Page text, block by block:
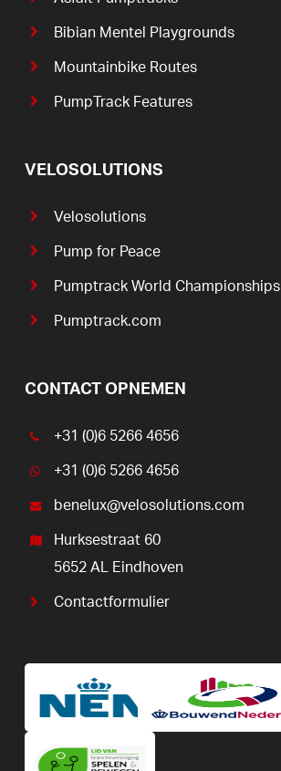
Bibian Mentel Playgrounds
Mountainbike Routes
PumpTrack Features
VELOSOLUTIONS
Velosolutions
Pump for Peace
Pumptrack World Championships
Pumptrack.com
CONTACT OPNEMEN
+31 (0)6 5266 4656
+31 (0)6 5266 4656
benelux@velosolutions.com
Hurksestraat 60
5652 AL Eindhoven
Contactformulier